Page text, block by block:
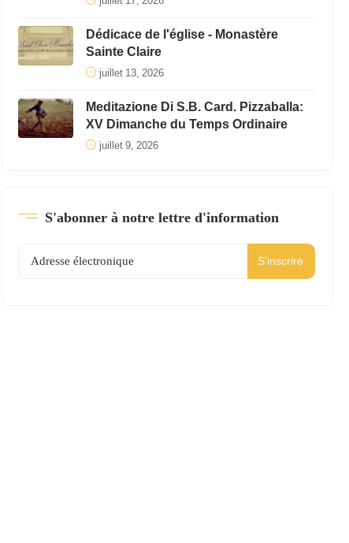
Dédicace de l'église - Monastère
Sainte Claire
juillet 13, 2026
Meditazione Di S.B. Card. Pizzaballa:
XV Dimanche du Temps Ordinaire
juillet 9, 2026
S'abonner à notre lettre d'information
S'inscrire